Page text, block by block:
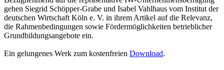
gehen Siegrid Schöpper-Grabe und Isabel Vahlhaus vom Institut der
deutschen Wirtschaft Köln e. V. in ihrem Artikel auf die Relevanz,
die Rahmenbedingungen sowie Fördermöglichkeiten betrieblicher
Grundbildungsangebote ein.
Ein gelungenes Werk zum kostenfreien Download.